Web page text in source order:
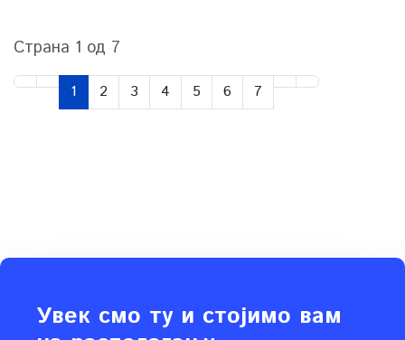
Страна 1 од 7
1 2 3 4 5 6 7
Увек смо ту и стојимо вам